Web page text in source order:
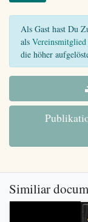
Als Gast hast Du
als Vereinsmitglied
die höher
Similiar